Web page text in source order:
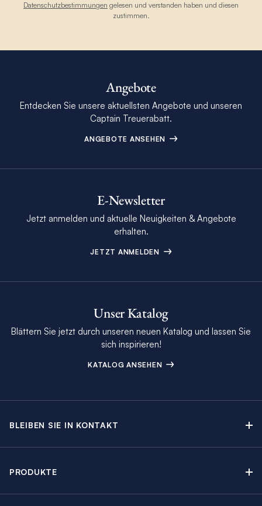
Datenschutzbestimmungen gelesen und verstanden haben und diesen
zustimmen.
Angebote
Entdecken Sie unsere aktuellsten Angebote und unseren
Captain Treuerabatt.
ANGEBOTE ANSEHEN
E-Newsletter
Jetzt anmelden und aktuelle Neuigkeiten & Angebote
erhalten.
JETZT ANMELDEN
Unser Katalog
Blättern Sie jetzt durch unseren neuen Katalog und lassen Sie
sich inspirieren!
KATALOG ANSEHEN
BLEIBEN SIE IN KONTAKT
PRODUKTE